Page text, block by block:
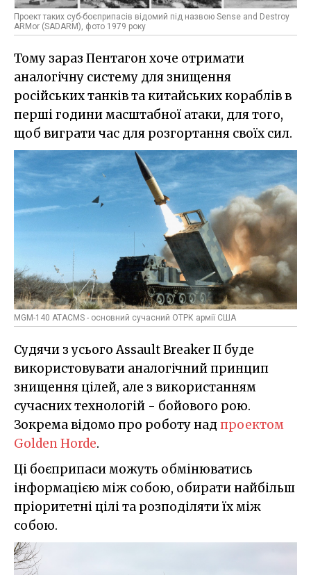
Проект таких суб-боєприпасів відомий під назвою Sense and Destroy
ARMor (SADARM), фото 1979 року
Тому зараз Пентагон хоче отримати
аналогічну систему для знищення
російських танків та китайських кораблів в
перші години масштабної атаки, для того,
щоб виграти час для розгортання своїх сил.
MGM-140 ATACMS - основний сучасний ОТРК армії США
Судячи з усього Assault Breaker II буде
використовувати аналогічний принцип
знищення цілей, але з використанням
сучасних технологій - бойового рою.
Зокрема відомо про роботу надпроектом
Golden Horde.
Ці боєприпаси можуть обмінюватись
інформацією між собою, обирати найбільш
пріоритетні цілі та розподіляти їх між
собою.